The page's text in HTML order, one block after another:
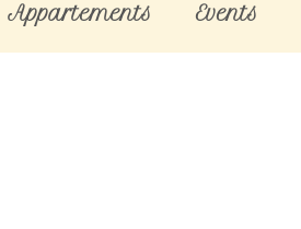
Appartements Events